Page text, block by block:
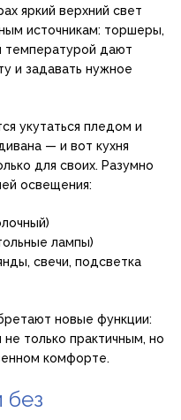
яркий верхний свет
источникам: торшеры,
температурой дают
и задавать нужное
укутаться пледом и
— и вот кухня
для своих. Разумно
освещения:
лампы)
свечи, подсветка
новые функции:
только практичным, но
комфорте.
без